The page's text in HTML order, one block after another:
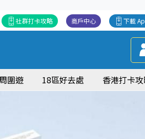
下載
商戶中心
社群打卡攻略
圍遊 18區好去處 香港打卡